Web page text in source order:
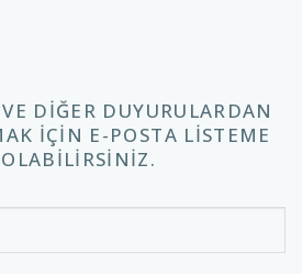
DIĞER DUYURULARDAN
IÇIN E-POSTA LISTEME